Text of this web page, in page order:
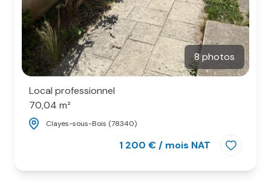
8 photos
Local professionnel
70,04 m²
Clayes-sous-Bois (78340)
1 200 € / mois NAT